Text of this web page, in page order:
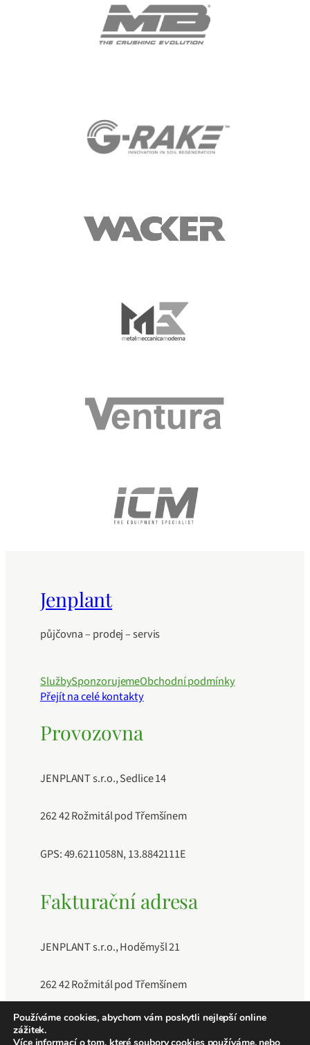
Jenplant
půjčovna – prodej – servis
SlužbySponzorujemeObchodní podmínky
Přejít na celé kontakty
Provozovna
JENPLANT s.r.o., Sedlice 14
262 42 Rožmitál pod Třemšínem
GPS: 49.6211058N, 13.8842111E
Fakturační adresa
JENPLANT s.r.o., Hoděmyšl 21
262 42 Rožmitál pod Třemšínem
IČO: 11883189, DIČ: CZ11883189, Číslo účtu:
241040409/0600
Používáme cookies, abychom vám poskytli nejlepší online
zážitek.